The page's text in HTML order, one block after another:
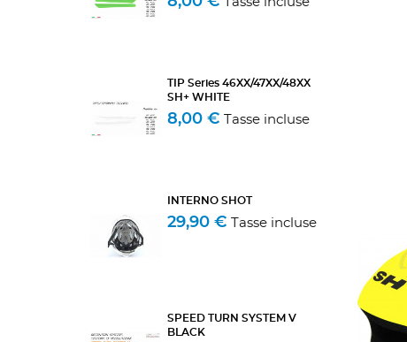
TIP Series 46XX/47XX/48XX
SH+ WHITE
8,00 € Tasse incluse
INTERNO SHOT
29,90 € Tasse incluse
SPEED TURN SYSTEM V
BLACK